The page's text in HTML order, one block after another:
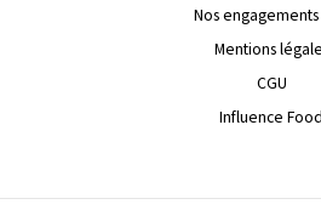
Nos engagements
Mentions
CGU
Influence Food